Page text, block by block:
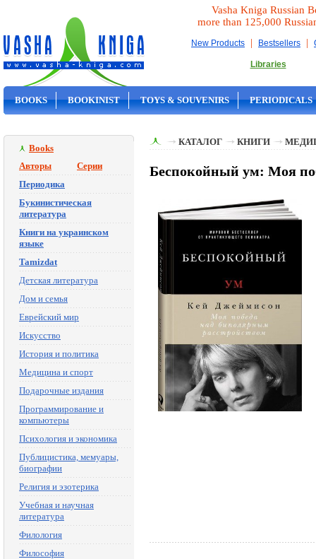
Vasha Kniga Russian
more than 125,000
New Products | Bestsellers |
Libraries
BOOKS BOOKINIST TOYS & SOUVENIRS PERIODICALS
Books
Авторы
Серии
Периодика
Букинистическая
литература
Книги на украинском
языке
Tamizdat
Детская литература
Дом и семья
Еврейский мир
Искусство
История и политика
Медицина и спорт
Подарочные издания
Программирование и
компьютеры
Психология и экономика
Публицистика, мемуары,
биографии
Религия и эзотерика
Учебная и научная
литература
Филология
Философия
КАТАЛОГ КНИГИ
Беспокойный ум: Моя